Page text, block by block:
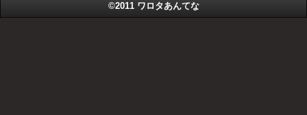
©2011 ワロタあんてな